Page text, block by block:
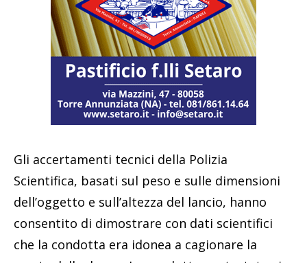
Gli accertamenti tecnici della Polizia
Scientifica, basati sul peso e sulle dimensioni
dell’oggetto e sull’altezza del lancio, hanno
consentito di dimostrare con dati scientifici
che la condotta era idonea a cagionare la